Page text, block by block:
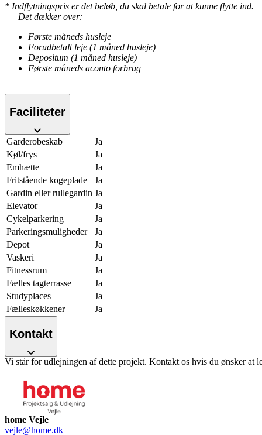
* Indflytningspris er det beløb, du skal betale for at kunne flytte ind.
Det dækker over:
Første måneds husleje
Forudbetalt leje (1 måned husleje)
Depositum (1 måned husleje)
Første måneds aconto forbrug
Faciliteter
Garderobeskab
Ja
Køl/frys
Ja
Emhætte
Ja
Fritstående kogeplade
Ja
Gardin eller rullegardin Ja
Elevator
Ja
Cykelparkering
Ja
Parkeringsmuligheder
Ja
Depot
Ja
Vaskeri
Ja
Fitnessrum
Ja
Fælles tagterrasse
Ja
Studyplaces
Ja
Fælleskøkkener
Ja
Kontakt
Vi står for udlejningen af dette projekt. Kontakt os hvis du ønsker at
home Vejle
vejle@home.dk